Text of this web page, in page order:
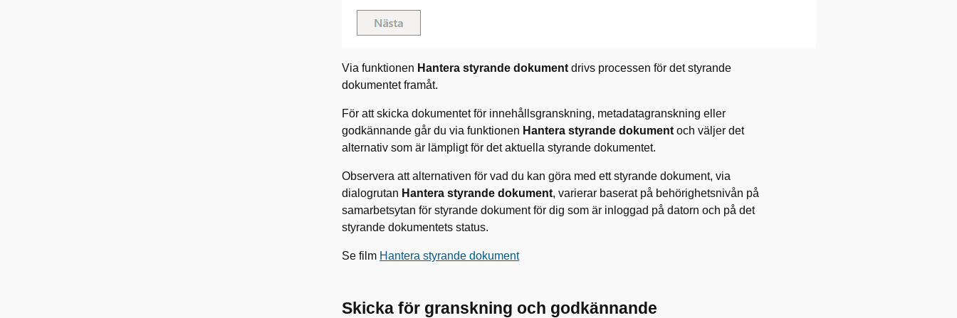
Via funktionen Hantera styrande dokument drivs processen för det styrande
dokumentet framåt.
För att skicka dokumentet för innehållsgranskning, metadatagranskning eller
godkännande går du via funktionen Hantera styrande dokument och väljer det
alternativ som är lämpligt för det aktuella styrande dokumentet.
Observera att alternativen för vad du kan göra med ett styrande dokument, via
dialogrutan Hantera styrande dokument, varierar baserat på behörighetsnivån på
samarbetsytan för styrande dokument för dig som är inloggad på datorn och på det
styrande dokumentets status.
Se film Hantera styrande dokument
Skicka för granskning och godkännande